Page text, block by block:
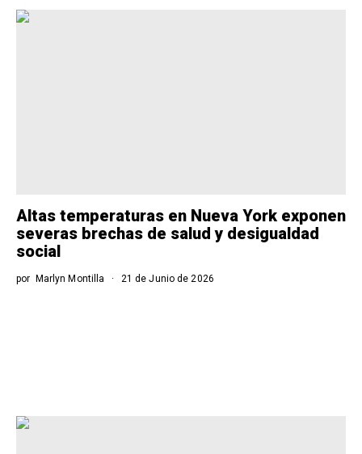
Altas temperaturas en Nueva York exponen
severas brechas de salud y desigualdad
social
por Marlyn Montilla 21 de Junio de 2026